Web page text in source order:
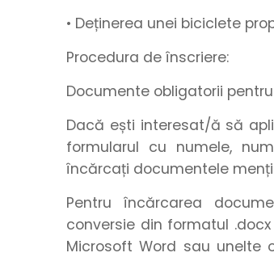
• Deținerea unei biciclete
Procedura de înscriere:
Documente obligatorii
Dacă ești interesat/ă să
formularul cu numele,
încărcați documentele
Pentru încărcarea
conversie din formatul
Microsoft Word sau unelte